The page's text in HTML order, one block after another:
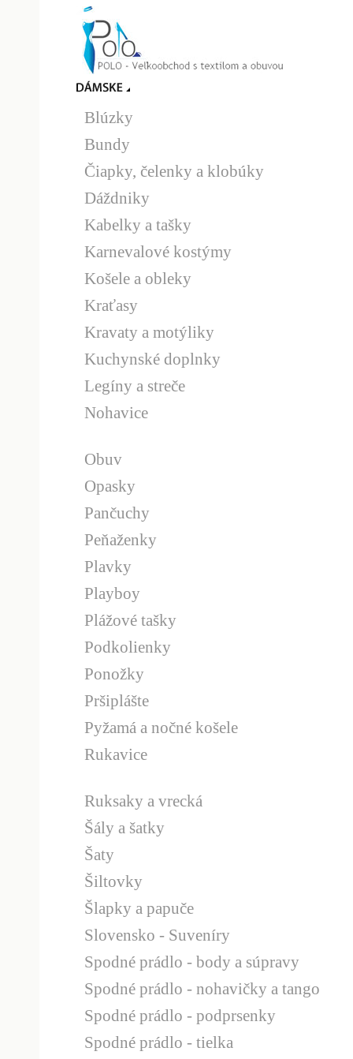
Blúzky
Bundy
Čiapky, čelenky a klobúky
Dáždniky
Kabelky a tašky
Karnevalové kostýmy
Košele a obleky
Kraťasy
Kravaty a motýliky
Kuchynské doplnky
Legíny a streče
Nohavice
Obuv
Opasky
Pančuchy
Peňaženky
Plavky
Playboy
Plážové tašky
Podkolienky
Ponožky
Pršiplášte
Pyžamá a nočné košele
Rukavice
Ruksaky a vrecká
Šály a šatky
Šaty
Šiltovky
Šlapky a papuče
Slovensko - Suveníry
Spodné prádlo - body a súpravy
Spodné prádlo - nohavičky a tango
Spodné prádlo - podprsenky
Spodné prádlo - tielka